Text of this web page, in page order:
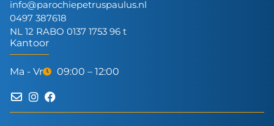
info@parochiepetruspaulus.nl
0497 387618
NL 12 RABO 0137 1753 96 t
Kantoor
Ma - Vr 09:00 – 12:00